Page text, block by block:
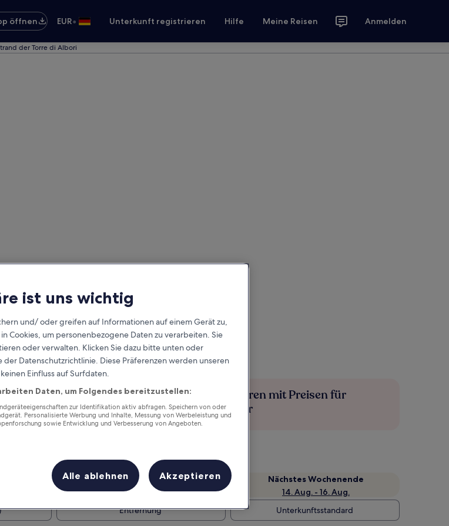
öffnen EUR• Unterkunft registrieren Hilfe Meine Reisen Anmelden
der Torre di Albori
Prämien für jede
Übernachtung
Mehr sparen mit Preisen für
Mitglieder
Dieses Wochenende
7. Aug. - 9. Aug.
Nächstes Wochenende
14. Aug. - 16. Aug.
Entfernung Unterkunftsstandard
ist uns wichtig
und/ oder greifen auf Informationen auf einem Gerät zu,
Cookies, um personenbezogene Daten zu verarbeiten. Sie
oder verwalten. Klicken Sie dazu bitte unten oder
der Datenschutzrichtlinie. Diese Präferenzen werden unseren
Einfluss auf Surfdaten.
Daten, um Folgendes bereitzustellen:
zur Identifikation aktiv abfragen. Speichern von oder
Personalisierte Werbung und Inhalte, Messung von Werbeleistung und
sowie Entwicklung und Verbesserung von Angeboten.
Alle ablehnen Akzeptieren